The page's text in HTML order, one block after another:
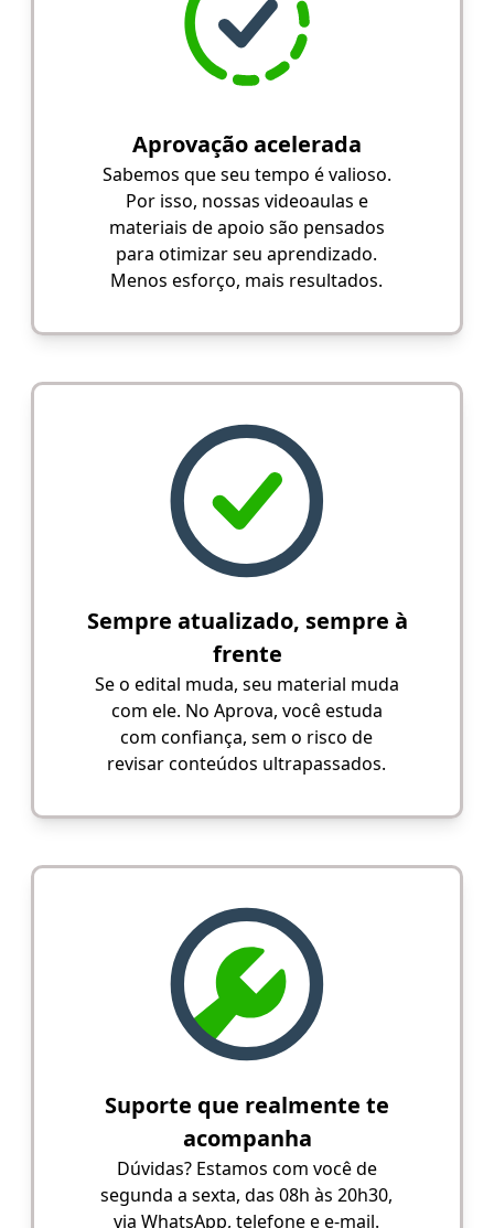
Aprovação acelerada
Sabemos que seu tempo é valioso.
Por isso, nossas videoaulas e
materiais de apoio são pensados
para otimizar seu aprendizado.
Menos esforço, mais resultados.
Sempre atualizado, sempre à
frente
Se o edital muda, seu material muda
com ele. No Aprova, você estuda
com confiança, sem o risco de
revisar conteúdos ultrapassados.
Suporte que realmente te
acompanha
Dúvidas? Estamos com você de
segunda a sexta, das 08h às 20h30,
via WhatsApp, telefone e e-mail.